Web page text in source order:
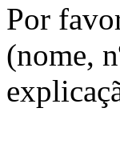
Por
(nome,